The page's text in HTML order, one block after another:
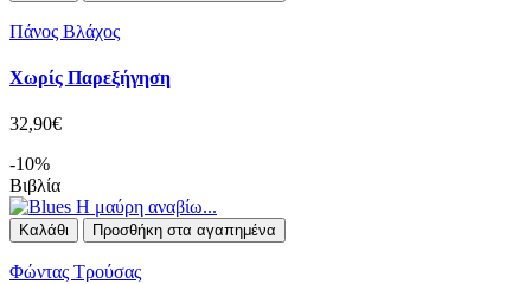
Πάνος Βλάχος
Χωρίς Παρεξήγηση
32,90€
-10%
Βιβλία
Καλάθι Προσθήκη στα αγαπημένα
Φώντας Τρούσας